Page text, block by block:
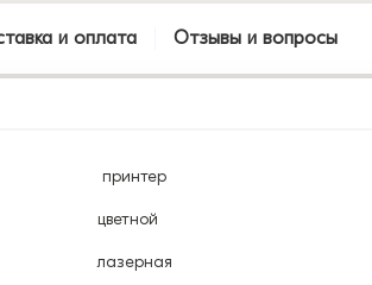
и оплата Отзывы и вопросы
принтер
цветной
лазерная